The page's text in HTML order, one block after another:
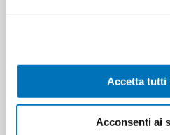
Accetta tutti
Acconsenti ai
HANNO